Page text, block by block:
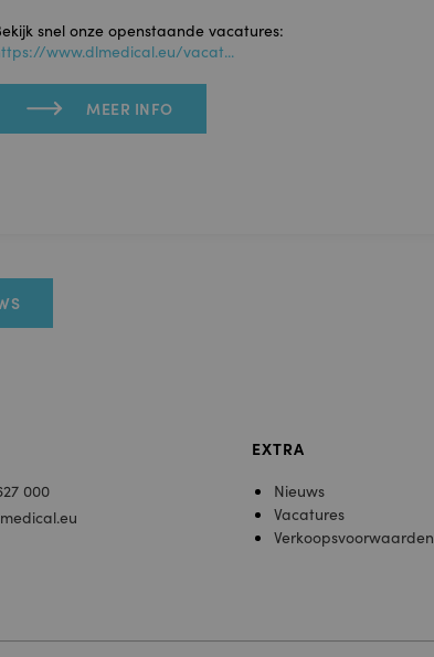
snel onze openstaande vacatures:
www.dlmedical.eu/vacat...
MEER INFO
000
EXTRA
Nieuws
Vacatures
Verkoopsvoorwaarden